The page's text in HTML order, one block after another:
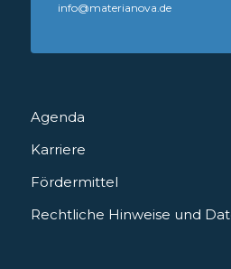
Agenda
Karriere
Fördermittel
Rechtliche Hinweise und
info@materianova.de